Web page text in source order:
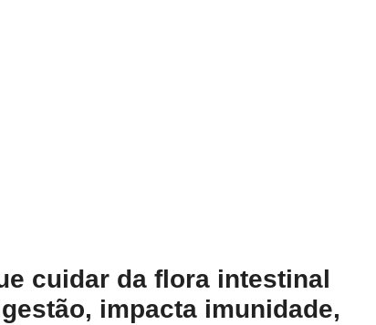
cuidar da flora intestinal
impacta imunidade,